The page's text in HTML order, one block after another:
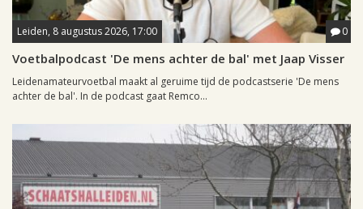
Leiden, 8 augustus 2026, 17:00 0
Voetbalpodcast 'De mens achter de bal' met Jaap Visser
Leidenamateurvoetbal maakt al geruime tijd de podcastserie 'De mens
achter de bal'. In de podcast gaat Remco...